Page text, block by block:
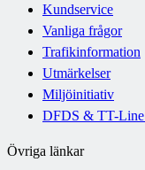
Kundservice
Vanliga frågor
Trafikinformation
Utmärkelser
Miljöinitiativ
DFDS & TT-
Övriga länkar